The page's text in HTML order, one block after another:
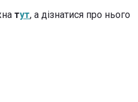
тут, а дізнатися про нього